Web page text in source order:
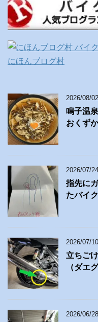
にほんブログ村
2026/08/02
鳴子温
おくず
2026/07/24
指先に
たバイ
2026/07/10
立ちご
（ダエ
2026/06/28